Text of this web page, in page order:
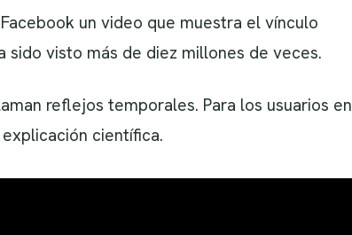
un video que muestra el vínculo
visto más de diez millones de veces.
reflejos temporales. Para los usuarios en
científica.